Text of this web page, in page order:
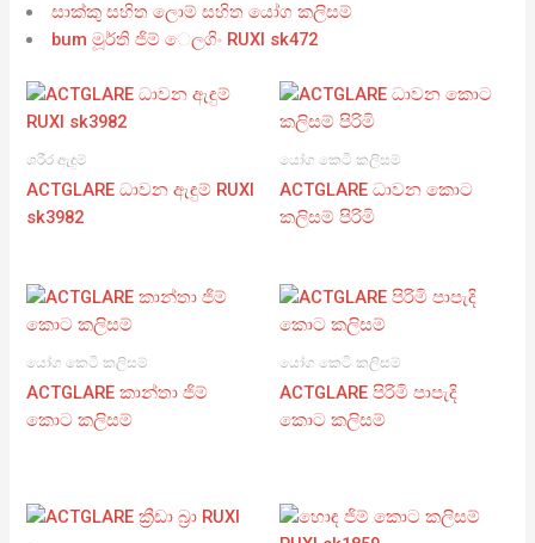
සාක්කු සහිත ලොම් සහිත යෝග කලිසම්
bum මූර්ති ජිම් ෙලගිං RUXI sk472
ශරීර ඇඳුම්
ACTGLARE ධාවන ඇඳුම් RUXI
sk3982
යෝග කෙටි කලිසම්
ACTGLARE ධාවන කොට
කලිසම් පිරිමි
යෝග කෙටි කලිසම්
ACTGLARE කාන්තා ජිම්
කොට කලිසම්
යෝග කෙටි කලිසම්
ACTGLARE පිරිමි පාපැදි
කොට කලිසම්